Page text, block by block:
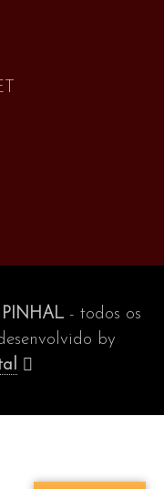
- todos os
by